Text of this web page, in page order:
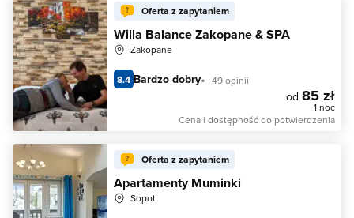
Oferta z zapytaniem
Willa Balance Zakopane & SPA
Zakopane
8.4 Bardzo dobry 49 opinii
od 85 zł
1 noc
Cena i dostępność do potwierdzenia
Oferta z zapytaniem
Apartamenty Muminki
Sopot